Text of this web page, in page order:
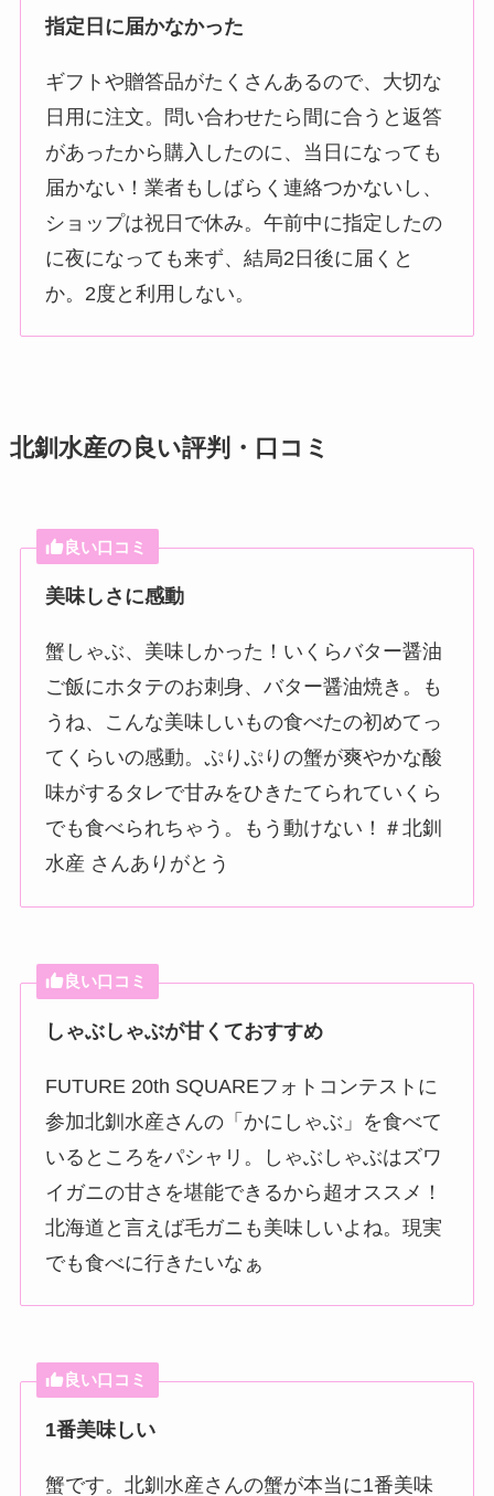
指定日に届かなかった
ギフトや贈答品がたくさんあるので、大切な
日用に注文。問い合わせたら間に合うと返答
があったから購入したのに、当日になっても
届かない！業者もしばらく連絡つかないし、
ショップは祝日で休み。午前中に指定したの
に夜になっても来ず、結局2日後に届くと
か。2度と利用しない。
北釧水産の良い評判・口コミ
良い口コミ
美味しさに感動
蟹しゃぶ、美味しかった！いくらバター醤油
ご飯にホタテのお刺身、バター醤油焼き。も
うね、こんな美味しいもの食べたの初めてっ
てくらいの感動。ぷりぷりの蟹が爽やかな酸
味がするタレで甘みをひきたてられていくら
でも食べられちゃう。もう動けない！＃北釧
水産 さんありがとう
良い口コミ
しゃぶしゃぶが甘くておすすめ
FUTURE 20th SQUAREフォトコンテストに
参加北釧水産さんの「かにしゃぶ」を食べて
いるところをパシャリ。しゃぶしゃぶはズワ
イガニの甘さを堪能できるから超オススメ！
北海道と言えば毛ガニも美味しいよね。現実
でも食べに行きたいなぁ
良い口コミ
1番美味しい
蟹です。北釧水産さんの蟹が本当に1番美味